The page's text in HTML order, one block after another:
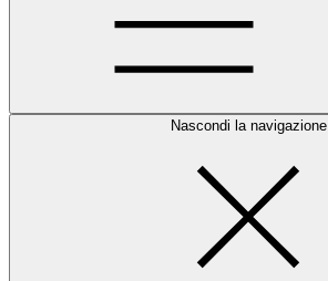
Nascondi la navigazione